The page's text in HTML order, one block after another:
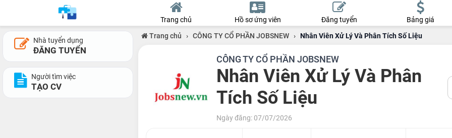
Trang chủ Hồ sơ ứng viên Đăng tuyển Bảng giá
Nhà tuyển dụng
ĐĂNG TUYỂN
Người tìm việc
TẠO CV
Trang chủ › CÔNG TY CỔ PHẦN JOBSNEW › Nhân Viên Xử Lý Và Phân Tích Số Liệu
CÔNG TY CỔ PHẦN JOBSNEW
Nhân Viên Xử Lý Và Phân
Tích Số Liệu
Ngày đăng: 07/07/2026